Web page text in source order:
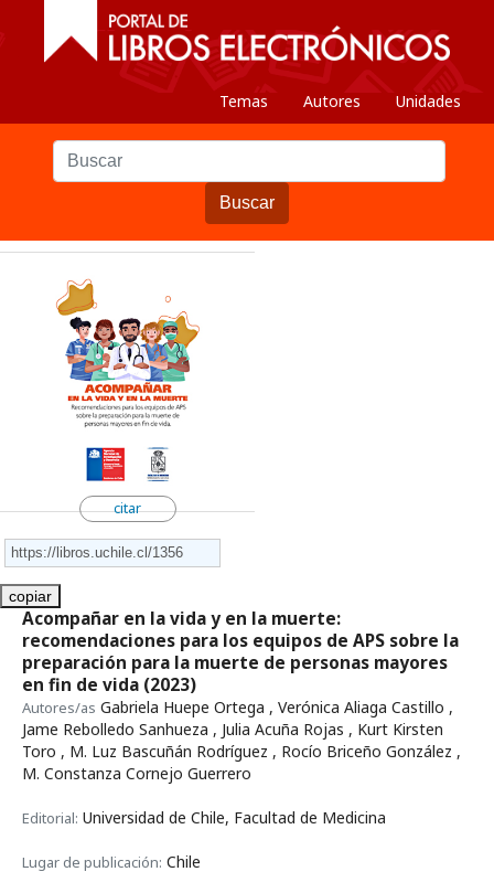
Temas Autores Unidades
Buscar
citar
copiar
Acompañar en la vida y en la muerte:
recomendaciones para los equipos de APS sobre la
preparación para la muerte de personas mayores
en fin de vida (2023)
Autores/as Gabriela Huepe Ortega , Verónica Aliaga Castillo ,
Jame Rebolledo Sanhueza , Julia Acuña Rojas , Kurt Kirsten
Toro , M. Luz Bascuñán Rodríguez , Rocío Briceño González ,
M. Constanza Cornejo Guerrero
Editorial: Universidad de Chile, Facultad de Medicina
Lugar de publicación: Chile